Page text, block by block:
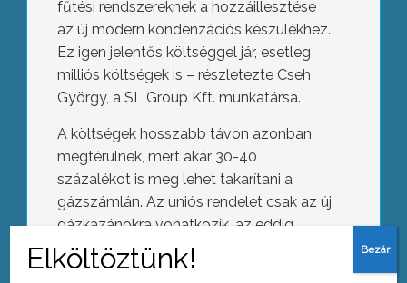
fűtési rendszereknek a hozzáillesztése
az új modern kondenzációs készülékhez.
Ez igen jelentős költséggel jár, esetleg
milliós költségek is – részletezte Cseh
György, a SL Group Kft. munkatársa.
A költségek hosszabb távon azonban
megtérülnek, mert akár 30-40
százalékot is meg lehet takarítani a
gázszámlán. Az uniós rendelet csak az új
gázkazánokra vonatkozik, az eddig
felszerelt és már üzembe helyezett
hagyományos készülékeket a
Strandmérleg